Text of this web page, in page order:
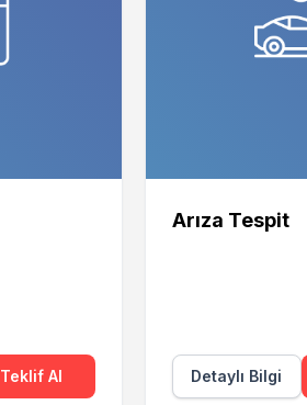
Teklif Al
Arıza Tespit
Detaylı Bilgi